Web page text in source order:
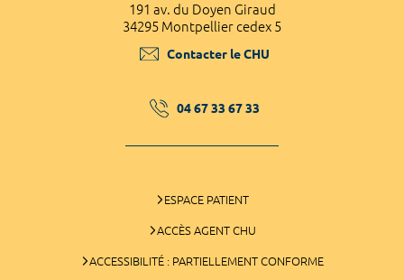
191 av. du Doyen Giraud
34295 Montpellier cedex 5
Contacter le CHU
04 67 33 67 33
ESPACE PATIENT
ACCÈS AGENT CHU
ACCESSIBILITÉ : PARTIELLEMENT CONFORME